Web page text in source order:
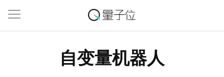
自变量机器人